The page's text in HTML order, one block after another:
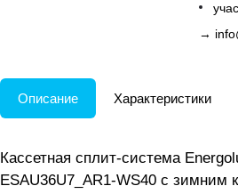
→
Описание Характеристики
Кассетная сплит-система
ESAU36U7_AR1-WS40 с зимним